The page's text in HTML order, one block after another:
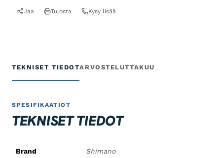
Jaa Tulosta Kysy lisää
TEKNISET TIEDOTARVOSTELUTTAKUU
SPESIFIKAATIOT
TEKNISET TIEDOT
Brand Shimano